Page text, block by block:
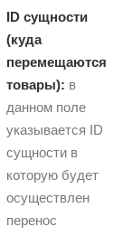
ID сущности
(куда
перемещаются
товары): в
данном поле
указывается ID
сущности в
которую будет
осуществлен
перенос